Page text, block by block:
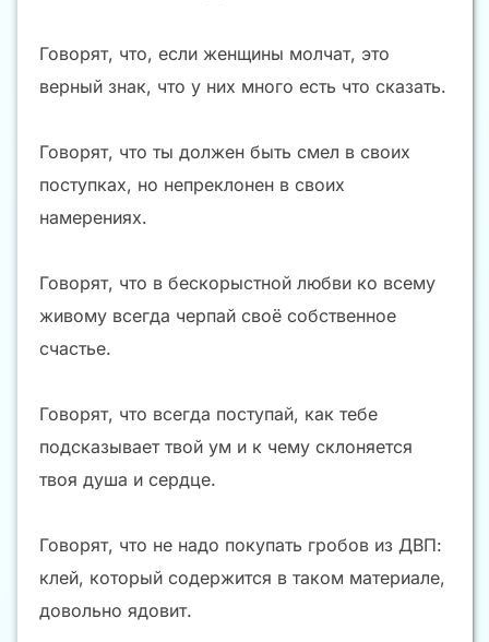
Говорят, что, если женщины молчат, это
верный знак, что у них много есть что сказать.
Говорят, что ты должен быть смел в своих
поступках, но непреклонен в своих
намерениях.
Говорят, что в бескорыстной любви ко всему
живому всегда черпай своё собственное
счастье.
Говорят, что всегда поступай, как тебе
подсказывает твой ум и к чему склоняется
твоя душа и сердце.
Говорят, что не надо покупать гробов из ДВП:
клей, который содержится в таком материале,
довольно ядовит.